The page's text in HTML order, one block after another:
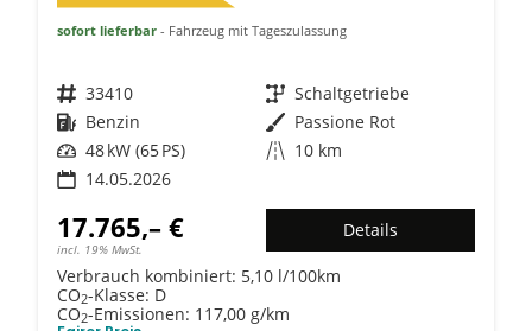
sofort lieferbar Fahrzeug mit Tageszulassung
Fahrzeugnr. 33410 Getriebe Schaltgetriebe
Kraftstoff Benzin Außenfarbe Passione Rot
Leistung 48 kW (65 PS) Kilometerstand 10 km
14.05.2026
17.765,– €
incl. 19% MwSt.
Details
Verbrauch kombiniert: 5,10 l/100km
CO2-Klasse: D
CO2-Emissionen: 117,00 g/km